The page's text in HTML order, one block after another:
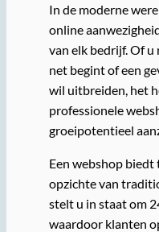
In de moderne
online
van elk bedrijf. Of
net begint of een
wil uitbreiden, het
professionele
groeipotentieel
Een webshop
opzichte van
stelt u in staat om
waardoor klanten